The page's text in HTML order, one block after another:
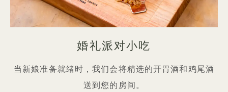
婚礼派对小吃
当新娘准备就绪时，我们会将精选的开胃酒和鸡尾酒
送到您的房间。